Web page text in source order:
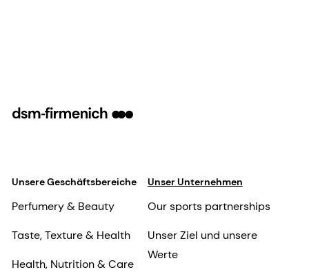
Unsere Geschäftsbereiche
Perfumery & Beauty
Taste, Texture & Health
Health, Nutrition & Care
Unser Unternehmen
Our sports partnerships
Unser Ziel und unsere
Werte